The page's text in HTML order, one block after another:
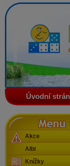
Domino -
Úvodní
Menu
Akce
Albi
Knížky